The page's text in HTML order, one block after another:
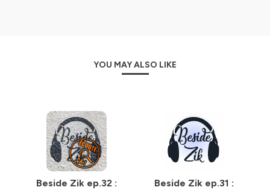
YOU MAY ALSO LIKE
Beside Zik ep.32 :
Beside Zik ep.31 :